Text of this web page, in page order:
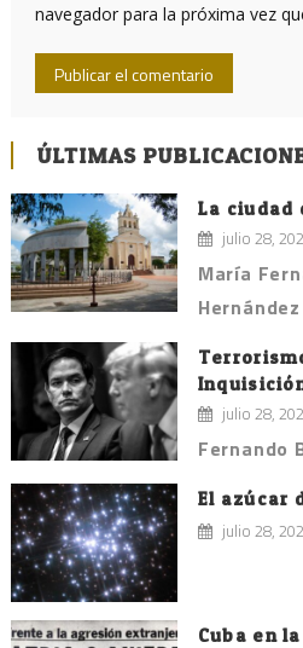
navegador para la próxima vez
ÚLTIMAS
La ciudad
julio 28,
María
Hernández
julio 28,
Fernando
El azúcar
julio 28,
Cuba en